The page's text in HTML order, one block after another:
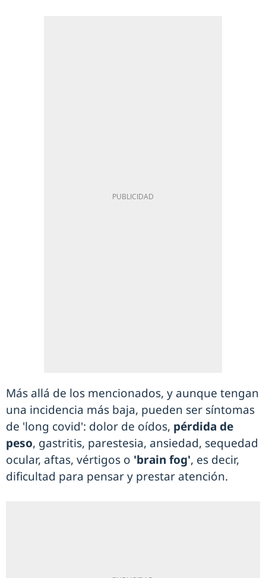
Más allá de los mencionados, y aunque tengan
una incidencia más baja, pueden ser síntomas
de 'long covid': dolor de oídos, pérdida de
peso, gastritis, parestesia, ansiedad, sequedad
ocular, aftas, vértigos o 'brain fog', es decir,
dificultad para pensar y prestar atención.